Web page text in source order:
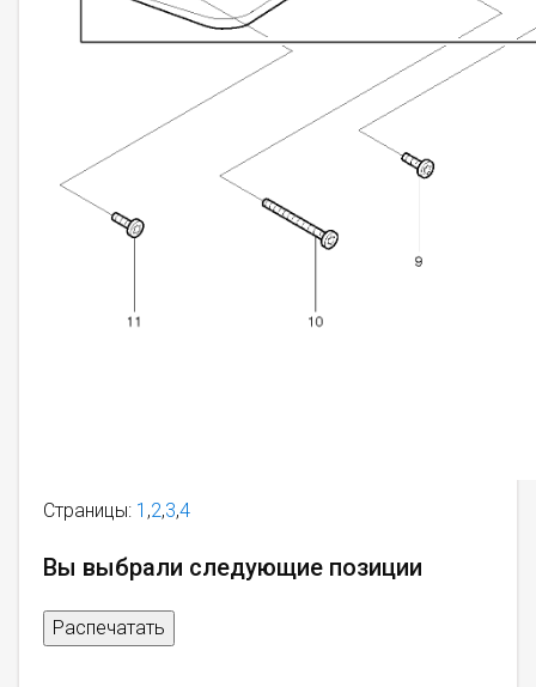
Страницы: 1 ,2,3,4
Вы выбрали следующие позиции
Распечатать